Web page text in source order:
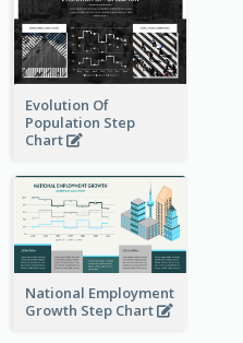
Evolution Of
Population Step
Chart
National Employment
Growth Step Chart